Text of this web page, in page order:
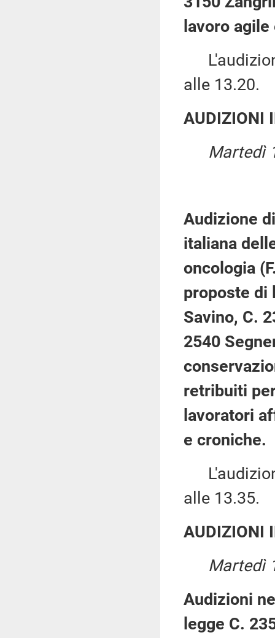
lavoro
alle 13.20.
AUDIZIONI
Martedì
Audizione
italiana
oncologia
proposte di
Savino, C.
2540
retribuiti
lavoratori
e croniche.
alle 13.35.
AUDIZIONI
Martedì
Audizioni
legge C.